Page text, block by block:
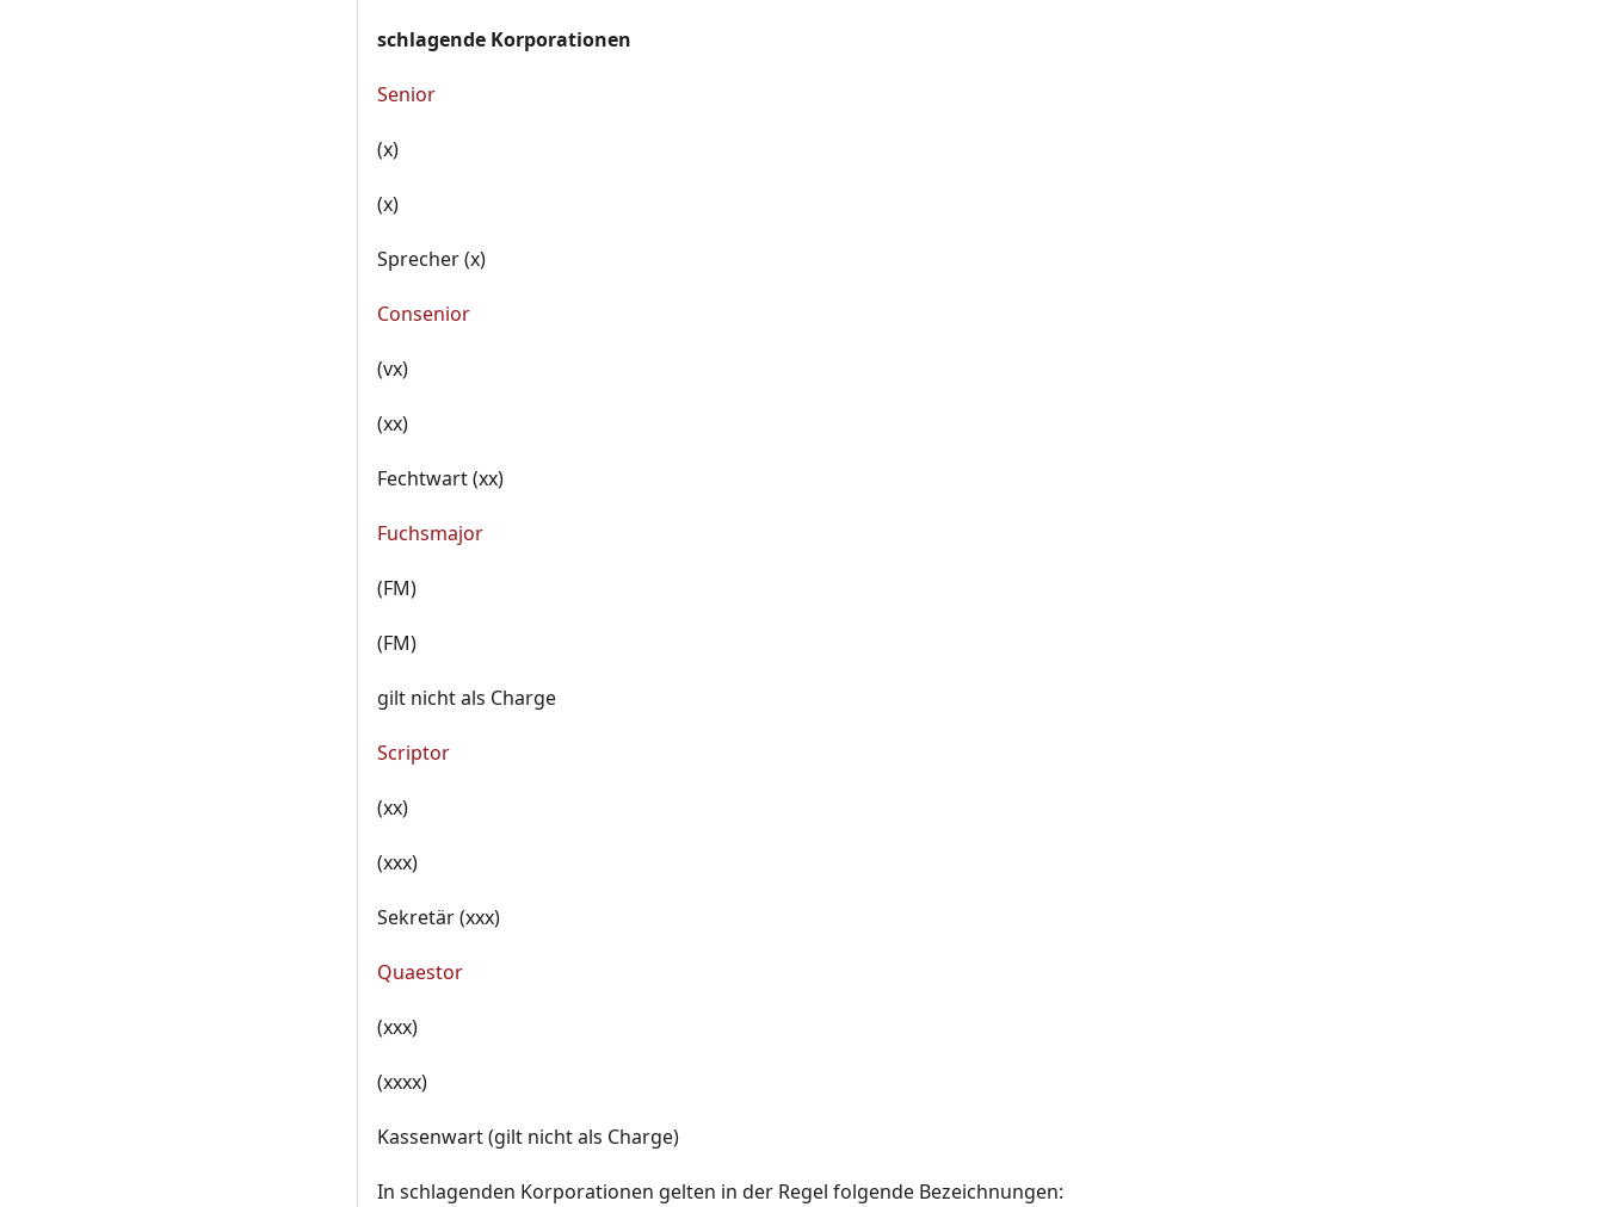
schlagende Korporationen
Senior
(x)
(x)
Sprecher (x)
Consenior
(vx)
(xx)
Fechtwart (xx)
Fuchsmajor
(FM)
(FM)
gilt nicht als Charge
Scriptor
(xx)
(xxx)
Sekretär (xxx)
Quaestor
(xxx)
(xxxx)
Kassenwart (gilt nicht als Charge)
In schlagenden Korporationen gelten in der Regel folgende Bezeichnungen: